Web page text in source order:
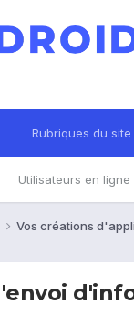
Rubriques du site
Utilisateurs en ligne
Vos créations